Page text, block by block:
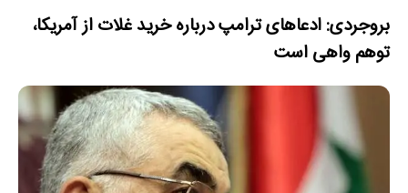
بروجردی: ادعاهای ترامپ درباره خرید غلات از آمریکا،
توهم واهی است